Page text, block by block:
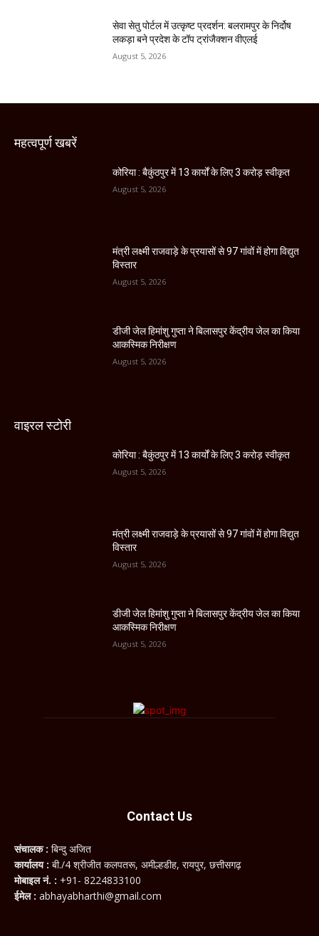
सेवा सेतु पोर्टल में उत्कृष्ट प्रदर्शन: बलरामपुर के निर्दोष
लकड़ा बने प्रदेश के टॉप ट्रांजैक्शन वीएलई
August 5, 2026
महत्वपूर्ण खबरें
कोरिया : बैकुंठपुर में 13 कार्यों के लिए 3 करोड़ स्वीकृत
August 5, 2026
मंत्री लक्ष्मी राजवाड़े के प्रयासों से 97 गांवों में होगा विद्युत
विस्तार
August 5, 2026
डीजी जेल हिमांशु गुप्ता ने बिलासपुर केंद्रीय जेल का किया
आकस्मिक निरीक्षण
August 5, 2026
वाइरल स्टोरी
कोरिया : बैकुंठपुर में 13 कार्यों के लिए 3 करोड़ स्वीकृत
August 5, 2026
मंत्री लक्ष्मी राजवाड़े के प्रयासों से 97 गांवों में होगा विद्युत
विस्तार
August 5, 2026
डीजी जेल हिमांशु गुप्ता ने बिलासपुर केंद्रीय जेल का किया
आकस्मिक निरीक्षण
August 5, 2026
Contact Us
संचालक : बिन्दु अजित
कार्यालय : बी./4 श्रीजीत कलपतरू, अमील्हडीह, रायपुर, छत्तीसगढ़
मोबाइल नं. : +91- 8224833100
ईमेल : abhayabharthi@gmail.com